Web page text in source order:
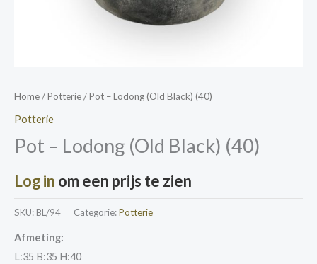
Home/Potterie/ Pot – Lodong (Old Black) (40)
Potterie
Pot – Lodong (Old Black) (40)
Log in om een prijs te zien
SKU: BL/94 Categorie:Potterie
Afmeting:
L:35 B:35 H:40